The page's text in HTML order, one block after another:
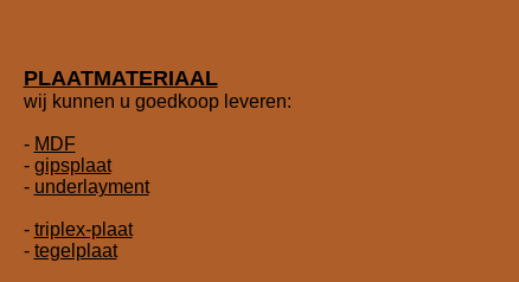
PLAATMATERIAAL
wij kunnen u goedkoop leveren:
- MDF
- gipsplaat
- underlayment
- triplex-plaat
- tegelplaat